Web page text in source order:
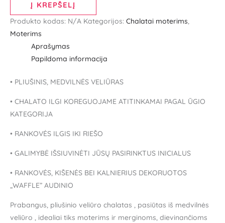
Į KREPŠELĮ
Produkto kodas: N/A Kategorijos: Chalatai moterims,
Moterims
Aprašymas
Papildoma informacija
• PLIUŠINIS, MEDVILNĖS VELIŪRAS
• CHALATO ILGI KOREGUOJAME ATITINKAMAI PAGAL ŪGIO
KATEGORIJA
• RANKOVĖS ILGIS IKI RIEŠO
• GALIMYBĖ IŠSIUVINĖTI JŪSŲ PASIRINKTUS INICIALUS
• RANKOVĖS, KIŠENĖS BEI KALNIERIUS DEKORUOTOS
„WAFFLE” AUDINIO
Prabangus, pliušinio veliūro chalatas , pasiūtas iš medvilnės
veliūro , idealiai tiks moterims ir merginoms, dievinančioms